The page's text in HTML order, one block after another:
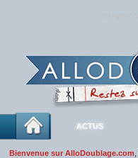
ACTUS
Bienvenue sur AlloDoublage.com